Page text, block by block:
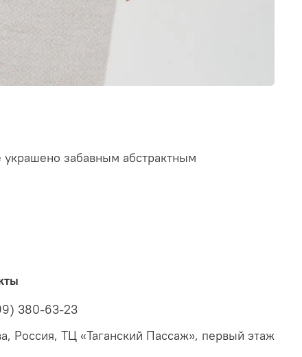
забавным абстрактным
380-63-23
Россия, ТЦ «Таганский Пассаж», первый этаж